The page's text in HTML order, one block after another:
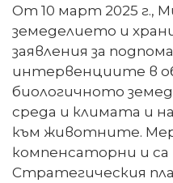
От 10 март 2025 г.,
земеделието и
заявления за
интервенциите в
биологичното
среда и климата и
към животните.
компенсаторни и са
Стратегическия